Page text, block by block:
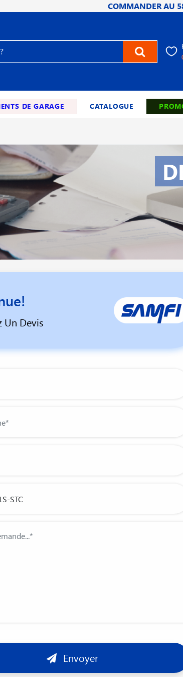
COMMANDER AU
DE GARAGE CATALOGUE
Un Devis
Envoyer